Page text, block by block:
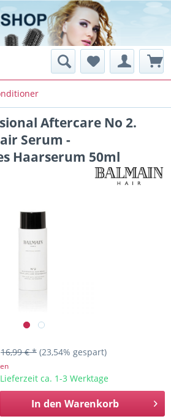
Aftercare No 2.
Serum -
Haarserum 50ml
16,99 € * (23,54% gespart)
ca. 1-3 Werktage
In den Warenkorb